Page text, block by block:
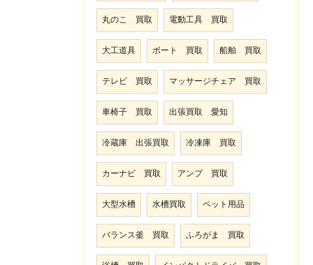
丸のこ 買取 電動工具 買取
大工道具 ボート 買取 船舶 買取
テレビ 買取 マッサージチェア 買取
車椅子 買取 出張買取 愛知
冷蔵庫 出張買取 冷凍庫 買取
カーナビ 買取 アンプ 買取
大型水槽 水槽買取 ペット用品
バランス釜 買取 ふろがま 買取